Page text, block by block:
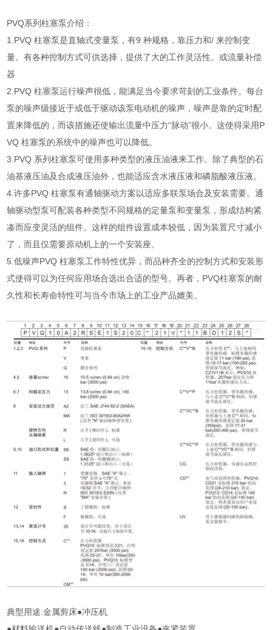
PVQ系列柱塞泵介绍：
1.PVQ 柱塞泵是直轴式变量泵，有9 种规格，靠压力和/ 来控制变
量。有各种控制方式可供选择，提供了大的工作灵活性。或流量补偿
器
2.PVQ 柱塞泵运行噪声很低，能满足当今要求苛刻的工业条件。每台
泵的噪声级接近于或低于驱动该泵电动机的噪声，噪声是靠的定时配
置来降低的，而该措施还使输出流量中压力“脉动”很小。这使得采用P
VQ 柱塞泵的系统中的噪声也可以降低。
3.PVQ 系列柱塞泵可使用多种类型的液压油液来工作。除了典型的石
油基液压油及合成液压油外，也能适应含水液压液和磷脂酸液压液。
4.许多PVQ 柱塞泵有通轴驱动方案以适应多联泵场合及安装需要。通
轴驱动型泵可配装各种类型不同规格的定量泵和变量泵，形成结构紧
凑而应变灵活的组件。这样的组件设置成本较低，因为装置尺寸减小
了，而且仅需要原动机上的一个安装座。
5.低噪声PVQ 柱塞泵工作特性优异，而品种齐全的控制方式和安装形
式使得可以为任何应用场合选出合适的型号。再者，PVQ柱塞泵的耐
久性和长寿命特性可与当今市场上的工业产品媲美。
典型用途.金属剪床●冲压机